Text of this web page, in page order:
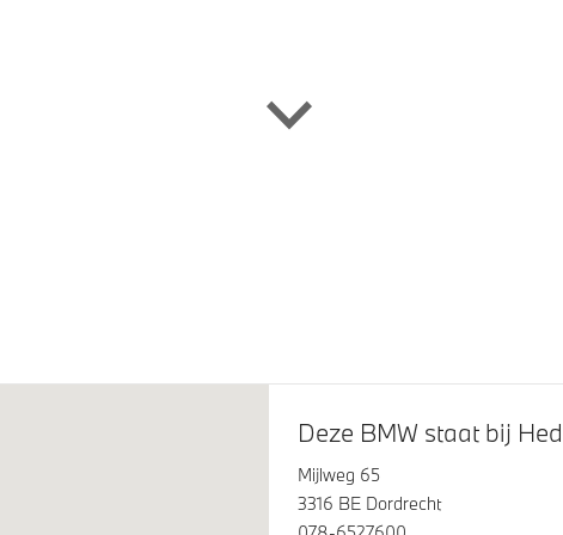
Comfort telefoonvoorbereiding
Deze BMW staat bij
Mijlweg 65
3316 BE Dordrecht